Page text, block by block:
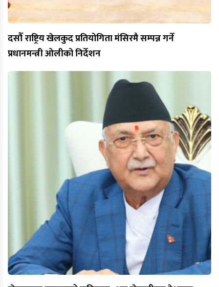
दसौँ राष्ट्रिय खेलकुद प्रतियोगिता मंसिरमै सम्पन्न गर्ने
प्रधानमन्त्री ओलीको निर्देशन